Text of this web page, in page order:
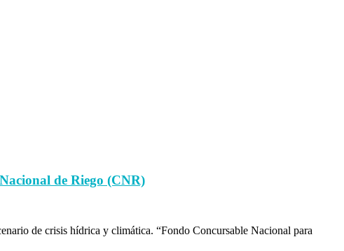
de Riego (CNR)
de crisis hídrica y climática. “Fondo Concursable Nacional para